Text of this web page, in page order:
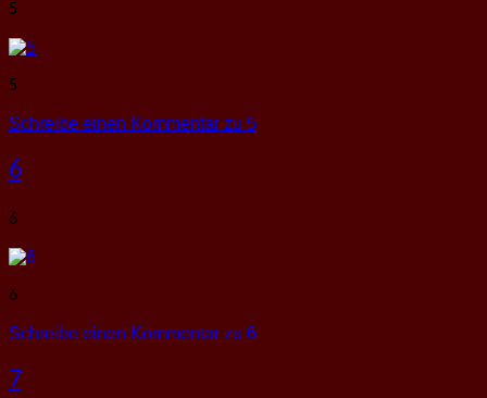
5
5
Schreibe einen Kommentar zu 5
6
6
6
Schreibe einen Kommentar zu 6
7